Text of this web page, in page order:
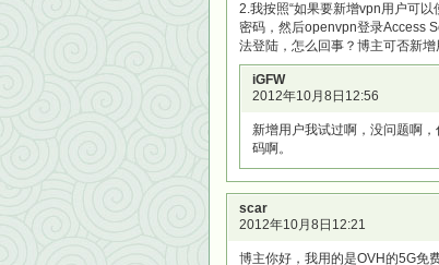
2.我按照“如果要新增vpn用户可
密码，然后openvpn登录Access
法登陆，怎么回事？博主可否新增
iGFW
2012年10月8日12:56
新增用户我试过啊，没问题啊
码啊。
scar
2012年10月8日12:21
博主你好，我用的是OVH的5G免